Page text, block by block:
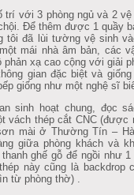
trí với 3 phòng ngủ và 2
Để thêm được 1 quầy
tôi đã lùi tường vệ sinh
mái nhà âm bản, các
xạ cao cộng với giải
gian đặc biệt và
giống như một nghệ sĩ
sinh hoạt chung, đọc
vách thép cắt CNC (được
mài ở Thường Tín –
giữa phòng khách và
ghế gỗ để ngồi như 1
này cũng là backdrop
từ phòng thờ) .